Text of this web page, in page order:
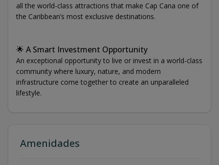
all the world-class attractions that make Cap Cana one of
the Caribbean’s most exclusive destinations.
🌟 A Smart Investment Opportunity
An exceptional opportunity to live or invest in a world-class
community where luxury, nature, and modern
infrastructure come together to create an unparalleled
lifestyle.
Amenidades